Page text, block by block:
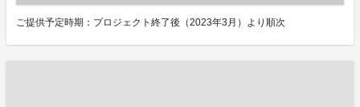
ご提供予定時期：プロジェクト終了後（2023年3月）より順次